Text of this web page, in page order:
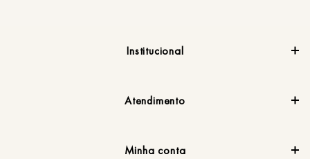
Institucional
Atendimento
Minha conta